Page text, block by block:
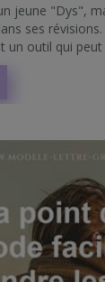
jeune "Dys",
ses
un outil qui